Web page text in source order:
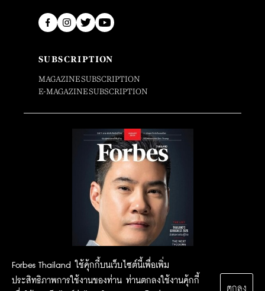
Forbes Thailand ใช้คุ้กกี้บนเว็บไซต์นี้เพื่อเพิ่ม
ประสิทธิภาพการใช้งานของท่าน ท่านตกลงใช้งานคุ้กกี้
ตกลง
SUBSCRIPTION
MAGAZINE SUBSCRIPTION
E-MAGAZINE SUBSCRIPTION